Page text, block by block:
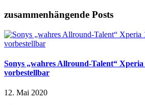
zusammenhängende Posts
Sonys „wahres Allround-Talent“
vorbestellbar
12. Mai 2020